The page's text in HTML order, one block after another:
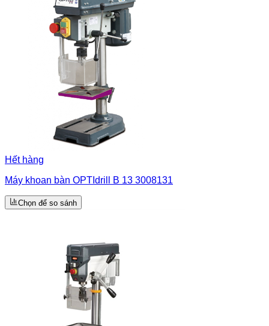
Hết hàng
Máy khoan bàn OPTIdrill B 13 3008131
Chọn để so sánh